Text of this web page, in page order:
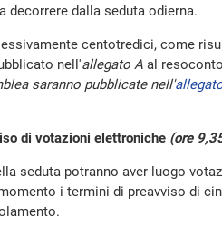
decorrere dalla seduta odierna.
centotredici, come
nell'allegato A al
saranno pubblicate nell'
di votazioni elettroniche (ore
seduta potranno aver luogo
i termini di preavviso di